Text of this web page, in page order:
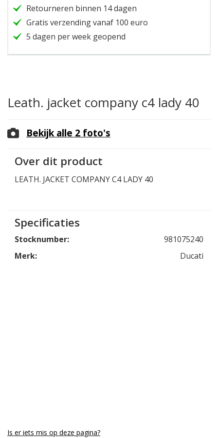
Leath. jacket company c4 lady 40
Over dit product
LEATH. JACKET COMPANY C4 LADY 40
Bekijk alle 2 foto's
Specificaties
Stocknumber:
981075240
Merk:
Ducati
Retourneren binnen 14 dagen
Gratis verzending vanaf 100 euro
5 dagen per week geopend
Is er iets mis op deze pagina?